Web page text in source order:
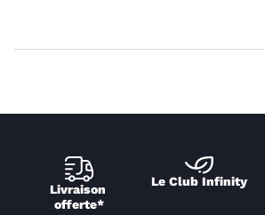
Livraison
offerte*
Le Club Infinity